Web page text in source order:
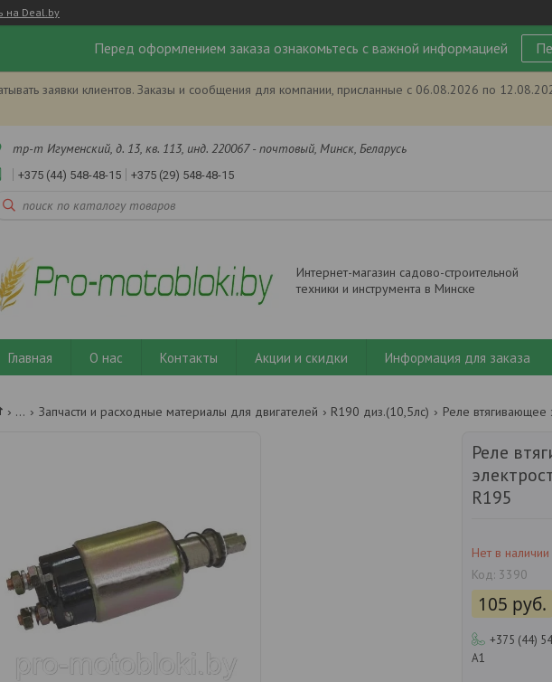
на Deal.by
Перед оформлением заказа ознакомьтесь с важной информацией
заявки клиентов. Заказы и сообщения для компании, присланные с 06.08.2026 по
тр-т Игуменский, д. 13, кв. 113, инд. 220067 - почтовый, Минск, Беларусь
+375 (44) 548-48-15 +375 (29) 548-48-15
Интернет-магазин садово-строительной
техники и инструмента в Минске
Главная О нас Контакты Акции и скидки Информация для заказа
... Запчасти и расходные материалы для двигателей R190 диз.(10,5лс)
Реле
R195
Нет в наличии
Код: 3390
105 руб.
+375 (44)
А1